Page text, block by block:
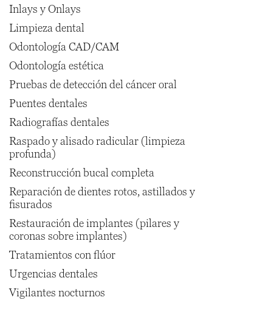
Inlays y Onlays
Limpieza dental
Odontología CAD/CAM
Odontología estética
Pruebas de detección del cáncer oral
Puentes dentales
Radiografías dentales
Raspado y alisado radicular (limpieza
profunda)
Reconstrucción bucal completa
Reparación de dientes rotos, astillados y
fisurados
Restauración de implantes (pilares y
coronas sobre implantes)
Tratamientos con flúor
Urgencias dentales
Vigilantes nocturnos